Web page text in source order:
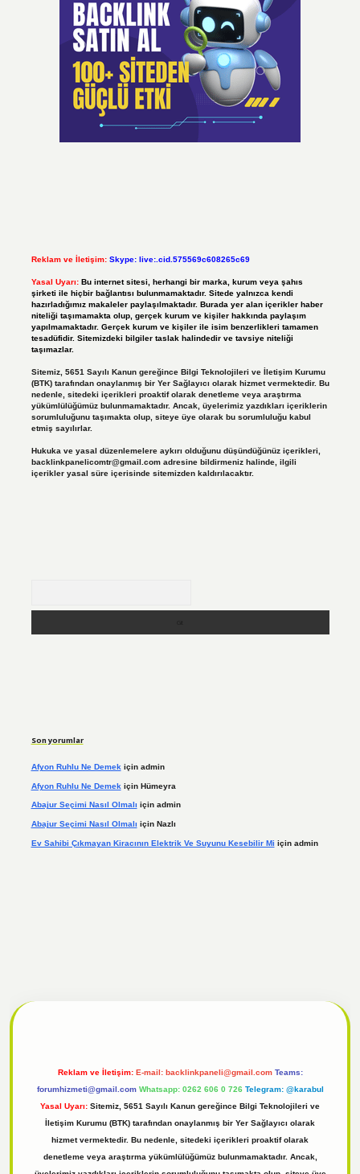
Reklam ve İletişim: Skype: live:.cid.575569c608265c69
Yasal Uyarı: Bu internet sitesi, herhangi bir marka, kurum veya şahıs
şirketi ile hiçbir bağlantısı bulunmamaktadır. Sitede yalnızca kendi
hazırladığımız makaleler paylaşılmaktadır. Burada yer alan içerikler haber
niteliği taşımamakta olup, gerçek kurum ve kişiler hakkında paylaşım
yapılmamaktadır. Gerçek kurum ve kişiler ile isim benzerlikleri tamamen
tesadüfidir. Sitemizdeki bilgiler taslak halindedir ve tavsiye niteliği
taşımazlar.
Sitemiz, 5651 Sayılı Kanun gereğince Bilgi Teknolojileri ve İletişim Kurumu
(BTK) tarafından onaylanmış bir Yer Sağlayıcı olarak hizmet vermektedir. Bu
nedenle, sitedeki içerikleri proaktif olarak denetleme veya araştırma
yükümlülüğümüz bulunmamaktadır. Ancak, üyelerimiz yazdıkları içeriklerin
sorumluluğunu taşımakta olup, siteye üye olarak bu sorumluluğu kabul
etmiş sayılırlar.
Hukuka ve yasal düzenlemelere aykırı olduğunu düşündüğünüz içerikleri,
backlinkpanelicomtr@gmail.comadresine bildirmeniz halinde, ilgili
içerikler yasal süre içerisinde sitemizden kaldırılacaktır.
Son yorumlar
Afyon Ruhlu Ne Demek için admin
Afyon Ruhlu Ne Demek için Hümeyra
Abajur Seçimi Nasıl Olmalı için admin
Abajur Seçimi Nasıl Olmalı için Nazlı
Ev Sahibi Çıkmayan Kiracının Elektrik Ve Suyunu Kesebilir Mi için admin
Reklam ve İletişim: E-mail: backlinkpaneli@gmail.com Teams:
forumhizmeti@gmail.com Whatsapp: 0262 606 0 726 Telegram: @karabul
Yasal Uyarı: Sitemiz, 5651 Sayılı Kanun gereğince Bilgi Teknolojileri ve
İletişim Kurumu (BTK) tarafından onaylanmış bir Yer Sağlayıcı olarak
hizmet vermektedir. Bu nedenle, sitedeki içerikleri proaktif olarak
denetleme veya araştırma yükümlülüğümüz bulunmamaktadır. Ancak,